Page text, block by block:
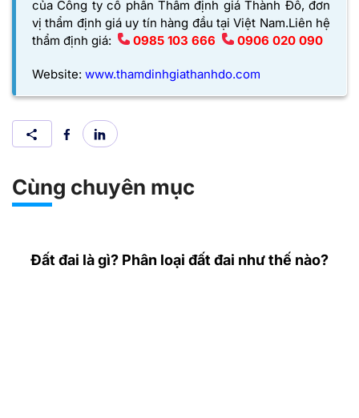
của Công ty cổ phần Thẩm định giá Thành Đô,đơn
vị thẩm định giá uy tín hàng đầu tại Việt Nam.Liên hệ
thẩm định giá:
0985 103 666 0906 020 090
Website: www.thamdinhgiathanhdo.com
Cùng chuyên mục
Đất đai là gì? Phân loại đất đai như thế nào?